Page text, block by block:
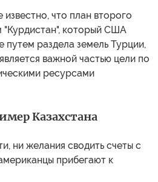
что план второго
"Курдистан", который США
путем раздела земель Турции,
важной частью цели по
ресурсами
Казахстана
ни желания сводить счеты с
прибегают к